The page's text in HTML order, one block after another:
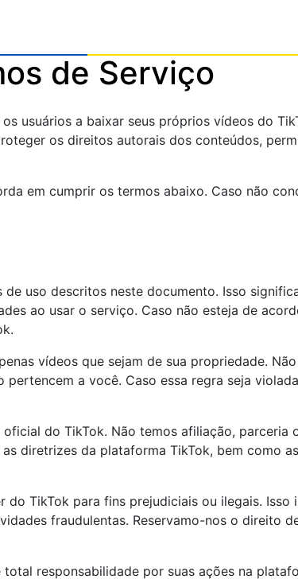
de Serviço
usuários a baixar seus próprios vídeos do
os direitos autorais dos conteúdos,
em cumprir os termos abaixo. Caso não
uso descritos neste documento. Isso
ao usar o serviço. Caso não esteja de
vídeos que sejam de sua propriedade.
a você. Caso essa regra seja
do TikTok. Não temos afiliação, parceria
diretrizes da plataforma TikTok, bem como
TikTok para fins prejudiciais ou ilegais. Isso
fraudulentas. Reservamo-nos o direito
responsabilidade por suas ações na